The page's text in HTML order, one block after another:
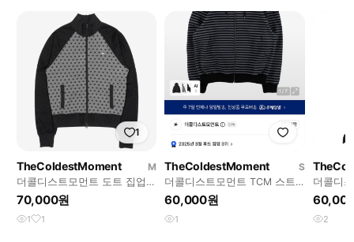
1
TheColdestMoment
M
더콜디스트모먼트 도트 집업
차콜
70,000원
1 1
TheColdestMoment
S
더콜디스트모먼트 TCM 스트
라이프 후드 집업 s
60,000원
1
더콜디
후드 집
2